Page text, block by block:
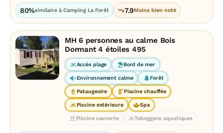
80%similaire à Camping La Forêt 7.9Moins bien noté
MH 6 personnes au calme Bois
Dormant 4 étoiles 495
Accès plage Bord de mer
Environnement calme Forêt
Pataugeoire Piscine chauffée
Piscine extérieure Spa
Piscine couverte Toboggans aquatiques